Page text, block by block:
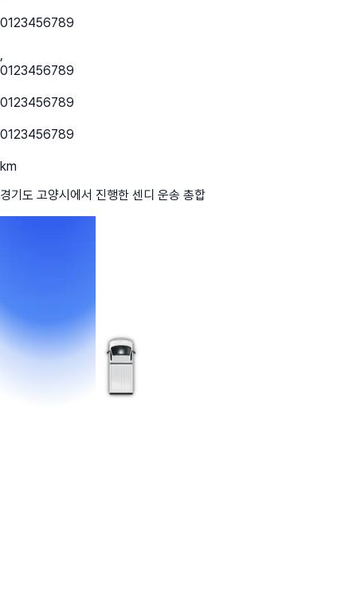
0123456789
,
0123456789
0123456789
0123456789
km
경기도 고양시 에서 진행한 센디 운송 총합